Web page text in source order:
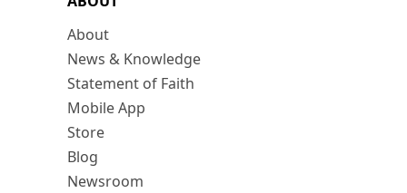
About
News & Knowledge
Statement of Faith
Mobile App
Store
Blog
Newsroom